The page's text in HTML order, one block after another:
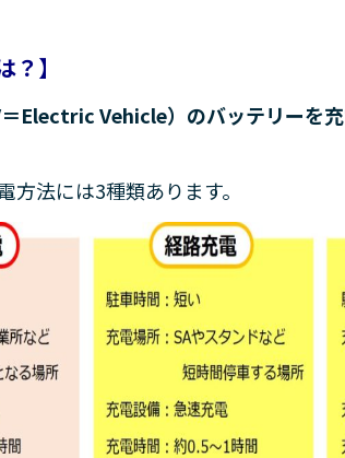
？】
Electric Vehicle）のバッテリーを
方法には3種類あります。